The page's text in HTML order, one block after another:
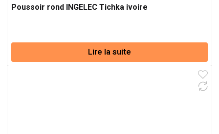
Poussoir rond INGELEC Tichka ivoire
Lire la suite